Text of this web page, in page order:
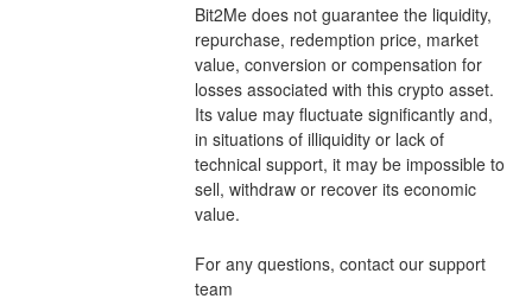
Bit2Me does not guarantee the liquidity,
repurchase, redemption price, market
value, conversion or compensation for
losses associated with this crypto asset.
Its value may fluctuate significantly and,
in situations of illiquidity or lack of
technical support, it may be impossible to
sell, withdraw or recover its economic
value.
For any questions, contact our support
team